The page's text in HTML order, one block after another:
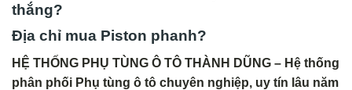
thắng?
Địa chỉ mua Piston phanh?
HỆ THỐNG PHỤ TÙNG Ô TÔ THÀNH DŨNG – Hệ thống
phân phối Phụ tùng ô tô chuyên nghiệp, uy tín lâu năm